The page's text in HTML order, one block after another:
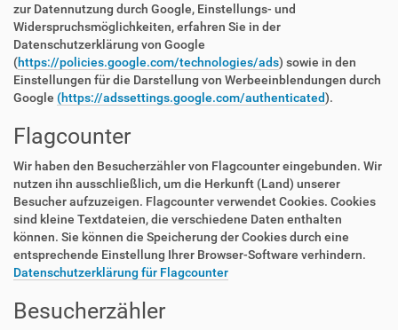
zur Datennutzung durch Google, Einstellungs- und
Widerspruchsmöglichkeiten, erfahren Sie in der
Datenschutzerklärung von Google
(https://policies.google.com/technologies/ads) sowie in den
Einstellungen für die Darstellung von Werbeeinblendungen durch
Google (https://adssettings.google.com/authenticated).
Flagcounter
Wir haben den Besucherzähler von Flagcounter eingebunden. Wir
nutzen ihn ausschließlich, um die Herkunft (Land) unserer
Besucher aufzuzeigen. Flagcounter verwendet Cookies. Cookies
sind kleine Textdateien, die verschiedene Daten enthalten
können. Sie können die Speicherung der Cookies durch eine
entsprechende Einstellung Ihrer Browser-Software verhindern.
Datenschutzerklärung für Flagcounter
Besucherzähler